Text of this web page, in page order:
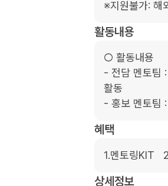
※지원불가: 해
활동내용
○ 활동내용
- 전담 멘토팀
활동
- 홍보 멘토팀
혜택
1.멘토링KIT
상세정보